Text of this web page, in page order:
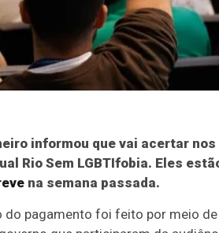
informou que vai acertar
Rio Sem LGBTIfobia. Eles
na semana passada.
pagamento foi feito por meio